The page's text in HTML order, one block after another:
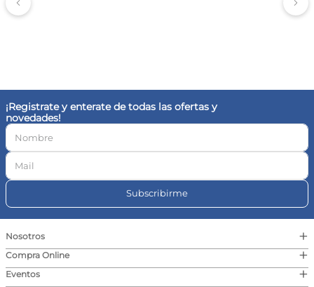
¡Registrate y enterate de todas las ofertas y
novedades!
Subscribirme
Nosotros +
Compra Online +
Eventos
+